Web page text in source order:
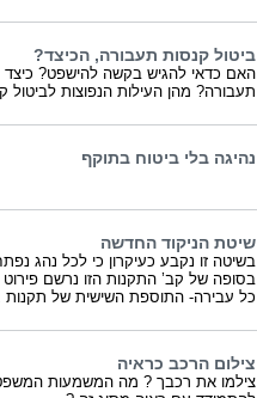
ביטול קנסות תעבורה, הכיצד?
האם כדאי להגיש בקשה להישפט? כיצד
תעבורה? מהן העילות הנפוצות לביטול
נהיגה בלי ביטוח בתוקף
שיטת הניקוד החדשה
בשיטה זו נקבע כעיקרון כי לכל נהג
בסופה של קב’ התקנות הזו נרשם פירוט
כל עבירה- התוספת השישית של תקנות
צילום הרכב כראיה
צילמו את רכבך ? מה המשמעות